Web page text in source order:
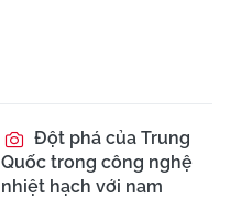
Đột phá của Trung
Quốc trong công nghệ
nhiệt hạch với nam